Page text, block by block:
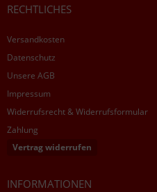
RECHTLICHES
Versandkosten
Datenschutz
Unsere AGB
Impressum
Widerrufsrecht & Widerrufsformular
Zahlung
Vertrag widerrufen
INFORMATIONEN